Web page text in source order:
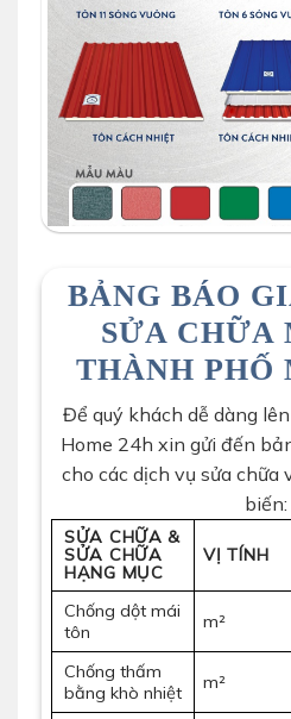
BẢNG BÁO
SỬA CHỮA
THÀNH PHỐ
Để quý khách dễ dàng
Home 24h xin gửi đến
cho các dịch vụ sửa chữa
biến:
SỬA CHỮA &
SỬA CHỮA
HẠNG MỤC
VỊ TÍNH
Chống dột mái
tôn
m²
Chống thấm
bằng khò nhiệt
m²